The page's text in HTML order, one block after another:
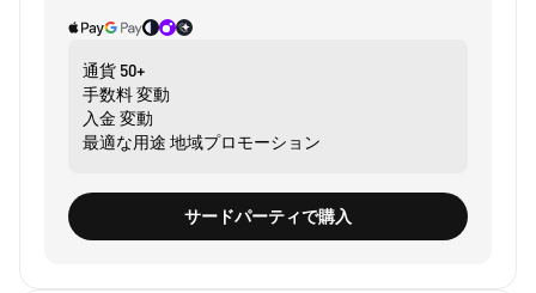
通貨 50+
手数料変動
入金 変動
最適な用途 地域プロモーション
サードパーティで購入